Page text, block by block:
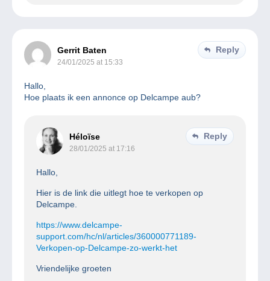
Gerrit Baten
24/01/2025 at 15:33
Reply
Hallo,
Hoe plaats ik een annonce op Delcampe aub?
Héloïse
28/01/2025 at 17:16
Reply
Hallo,
Hier is de link die uitlegt hoe te verkopen op
Delcampe.
https://www.delcampe-
support.com/hc/nl/articles/360000771189-
Verkopen-op-Delcampe-zo-werkt-het
Vriendelijke groeten